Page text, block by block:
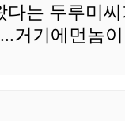
는 두루미
거기에먼놈